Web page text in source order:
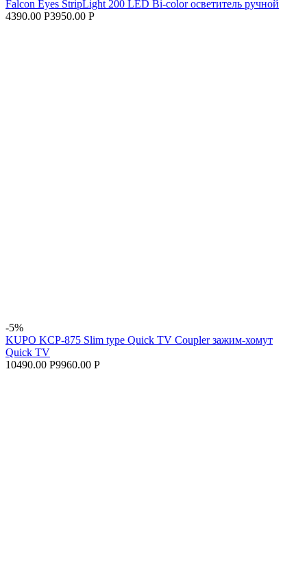
Falcon Eyes StripLight 200 LED Bi-color осветитель ручной
4390.00 Р3950.00 Р
-5%
KUPO KCP-875 Slim type Quick TV Coupler зажим-хомут
Quick TV
10490.00 Р9960.00 Р